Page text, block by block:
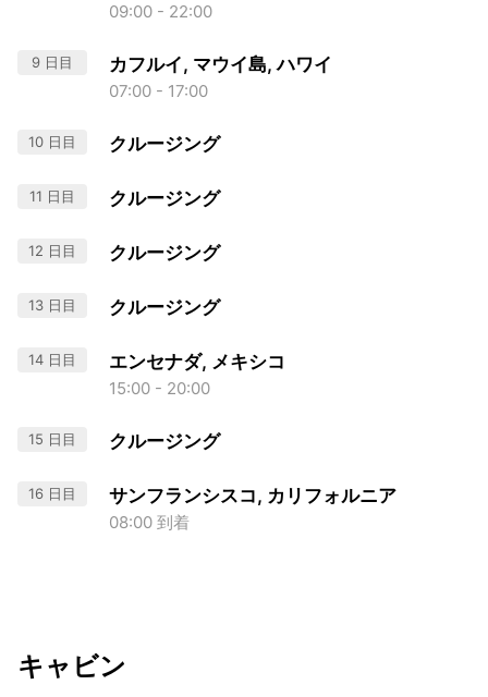
09:00 - 22:00
9 日目 カフルイ, マウイ島, ハワイ
07:00 - 17:00
10 日目 クルージング
11 日目 クルージング
12 日目 クルージング
13 日目 クルージング
14 日目 エンセナダ, メキシコ
15:00 - 20:00
15 日目 クルージング
16 日目 サンフランシスコ, カリフォルニア
08:00 到着
キャビン